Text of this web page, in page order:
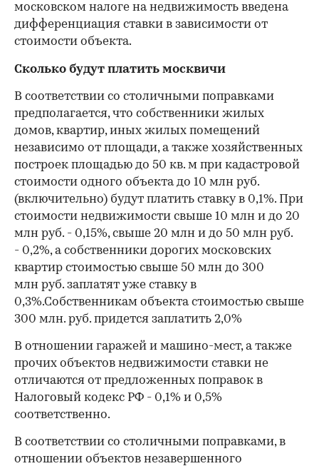
московском налоге на недвижимость введена
дифференциация ставки в зависимости от
стоимости объекта.
00:00 / 00:00
Сколько будут платить москвичи
В соответствии со столичными поправками
предполагается, что собственники жилых
домов, квартир, иных жилых помещений
независимо от площади, а также хозяйственных
построек площадью до 50 кв. м при кадастровой
стоимости одного объекта до 10 млн руб.
(включительно) будут платить ставку в 0,1%. При
стоимости недвижимости свыше 10 млн и до 20
млн руб. - 0,15%, свыше 20 млн и до 50 млн руб.
- 0,2%, а собственники дорогих московских
квартир стоимостью свыше 50 млн до 300
млн руб. заплатят уже ставку в
0,3%.Собственникам объекта стоимостью свыше
300 млн. руб. придется заплатить 2,0%
В отношении гаражей и машино-мест, а также
прочих объектов недвижимости ставки не
отличаются от предложенных поправок в
Налоговый кодекс РФ - 0,1% и 0,5%
соответственно.
В соответствии со столичными поправками, в
отношении объектов незавершенного